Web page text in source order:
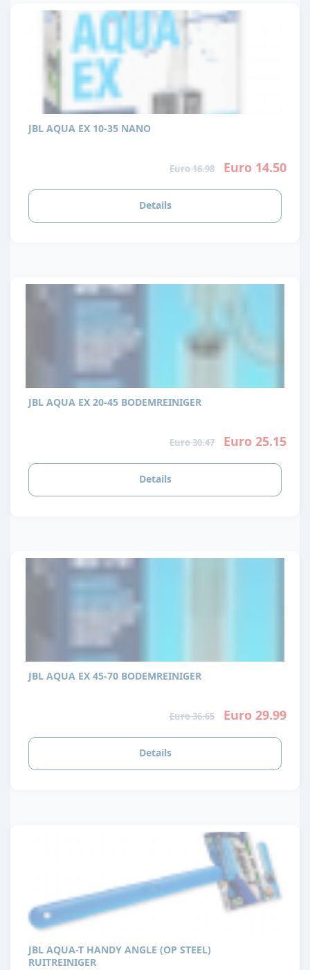
JBL AQUA EX 10-35 NANO
Euro 16.98 Euro 14.50
Details
JBL AQUA EX 20-45 BODEMREINIGER
Euro 30.47 Euro 25.15
Details
JBL AQUA EX 45-70 BODEMREINIGER
Euro 36.65 Euro 29.99
Details
JBL AQUA-T HANDY ANGLE (OP STEEL)
RUITREINIGER